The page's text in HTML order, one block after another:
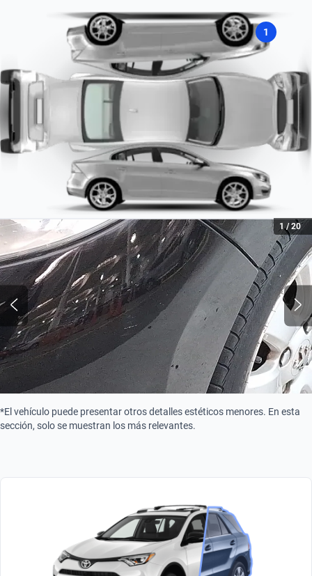
1
1 /20
*El vehículo puede presentar otros detalles estéticos menores. En esta
sección, solo se muestran los más relevantes.